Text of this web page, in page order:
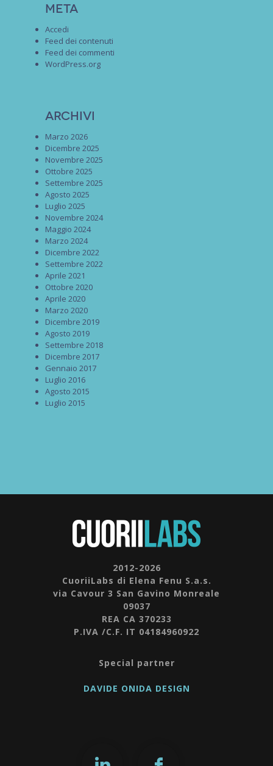
Meta
Accedi
Feed dei contenuti
Feed dei commenti
WordPress.org
Archivi
Marzo 2026
Dicembre 2025
Novembre 2025
Ottobre 2025
Settembre 2025
Agosto 2025
Luglio 2025
Novembre 2024
Maggio 2024
Marzo 2024
Dicembre 2022
Settembre 2022
Aprile 2021
Ottobre 2020
Aprile 2020
Marzo 2020
Dicembre 2019
Agosto 2019
Settembre 2018
Dicembre 2017
Gennaio 2017
Luglio 2016
Agosto 2015
Luglio 2015
2012-2026
CuoriiLabs di Elena Fenu S.a.s.
via Cavour 3 San Gavino Monreale
09037
REA CA 370233
P.IVA /C.F. IT 04184960922
Special partner
DAVIDE ONIDA DESIGN